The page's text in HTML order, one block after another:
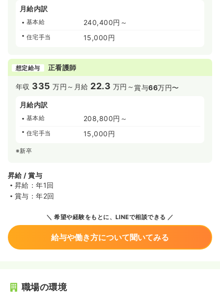
月給内訳
基本給 240,400円～
住宅手当 15,000円
想定給与 正看護師
年収 335 万円～ 月給 22.3 万円～賞与66万円〜
月給内訳
基本給 208,800円～
住宅手当 15,000円
※新卒
昇給 / 賞与
昇給：年1回
賞与：年2回
希望や経験をもとに、LINEで相談できる
給与や働き方について聞いてみる
職場の環境